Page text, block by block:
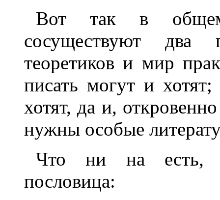
Вот так в общем
сосуществуют два
теоретиков и мир
писать могут и
хотят, да и,
нужны особые
Что ни на есть, к
пословица: